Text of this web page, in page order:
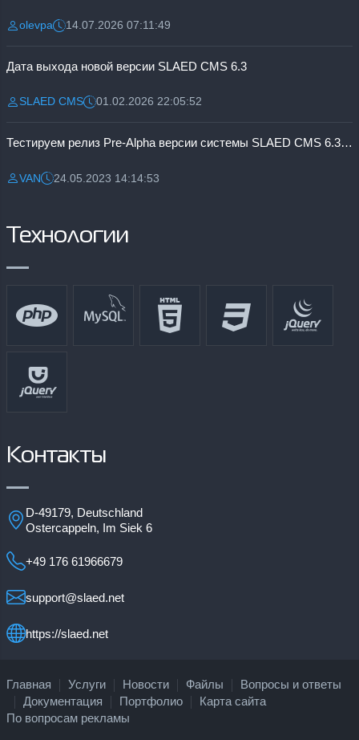
Разместил:
olevpaДата:14.07.2026 07:11:49
Дата выхода новой версии SLAED CMS 6.3
Разместил:
SLAED CMSДата:01.02.2026 22:05:52
Тестируем релиз Pre-Alpha версии системы SLAED CMS 6.3 Pro
Разместил:
VANДата:24.05.2023 14:14:53
Технологии
Контакты
D-49179, Deutschland
Ostercappeln, Im Siek 6
+49 176 61966679
support@slaed.net
https://slaed.net
Главная Услуги Новости Файлы
Вопросы и ответы
Документация
Портфолио
Карта сайта
По вопросам рекламы